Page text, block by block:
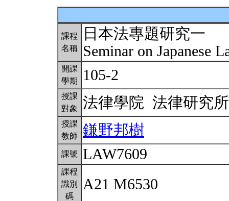
課程
名稱
日本法專題研究一
Seminar on Japanese
開課
學期
105-2
授課
對象
法律學院 法律研究
授課
教師
鎌野邦樹
課號 LAW7609
課程
識別
碼
A21 M6530